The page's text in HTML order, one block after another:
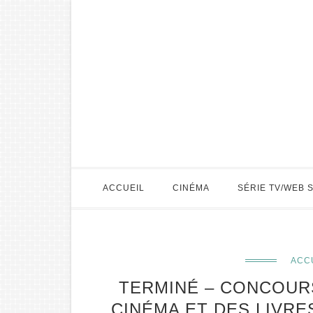
ACCUEIL CINÉMA SÉRIE TV/WEB
TERMINÉ –
CINÉMA ET DES